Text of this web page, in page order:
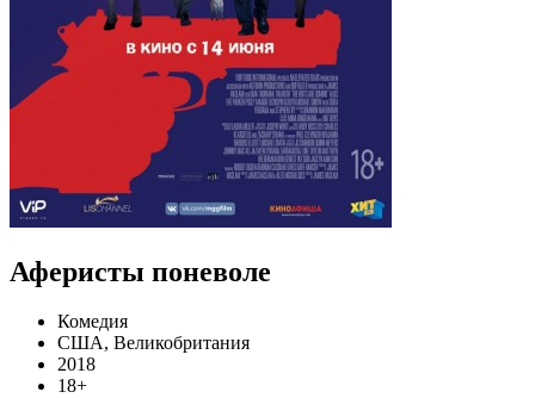
Аферисты поневоле
Комедия
США, Великобритания
2018
18+